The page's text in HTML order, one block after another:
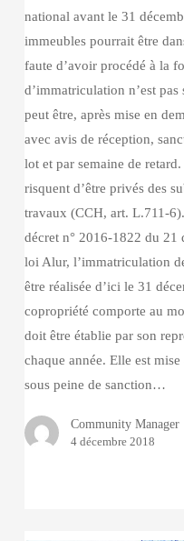
national avant le 31
immeubles pourrait être
faute d’avoir procédé à la
d’immatriculation n’est
peut être, après mise en
avec avis de réception,
lot et par semaine de
risquent d’être privés des
travaux (CCH, art. L.711-
décret n° 2016-1822 du 21
loi Alur, l’immatriculation
être réalisée d’ici le 31
copropriété comporte au
doit être établie par son
chaque année. Elle est
sous peine de sanction…
Community Manager
4 décembre 2018